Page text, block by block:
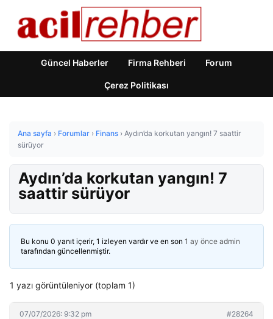
Güncel Haberler Firma Rehberi Forum
Çerez Politikası
Ana sayfa › Forumlar › Finans › Aydın’da korkutan yangın! 7 saattir
sürüyor
Aydın’da korkutan yangın! 7
saattir sürüyor
Bu konu 0 yanıt içerir, 1 izleyen vardır ve en son 1 ay önce admin
tarafından güncellenmiştir.
1 yazı görüntüleniyor (toplam 1)
07/07/2026: 9:32 pm #28264